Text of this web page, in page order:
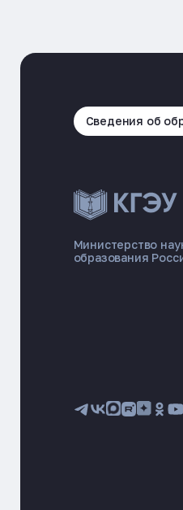
Сведения об
Министерство
образования